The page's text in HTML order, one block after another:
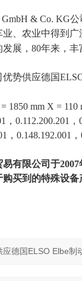
GmbH & Co. KG
、农业中得到广
展，80年来，
优势供应德国
1850 mm X = 110
，0.112.200.201
，0.148.192.001
有限公司于
买到的特殊设备